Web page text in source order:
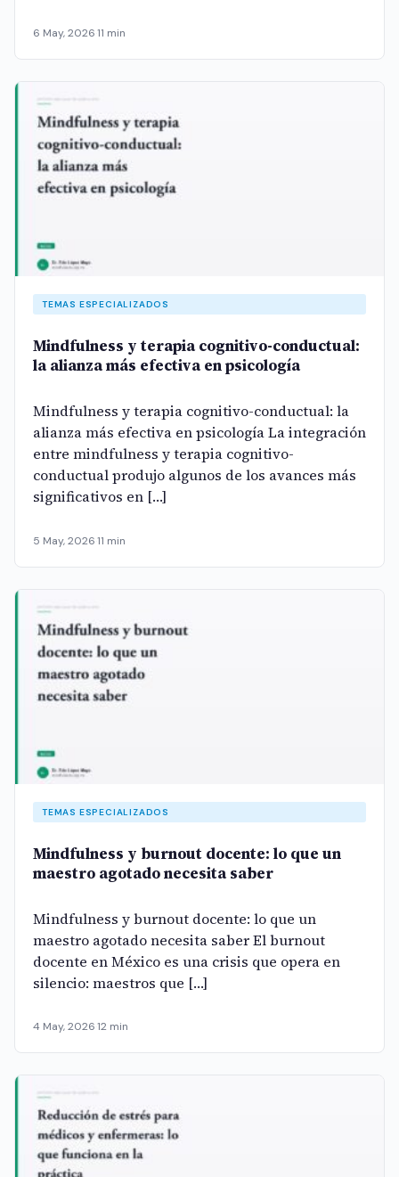
6 May, 202611 min
TEMAS ESPECIALIZADOS
Mindfulness y terapia cognitivo-conductual:
la alianza más efectiva en psicología
Mindfulness y terapia cognitivo-conductual: la
alianza más efectiva en psicología La integración
entre mindfulness y terapia cognitivo-
conductual produjo algunos de los avances más
significativos en […]
5 May, 202611 min
TEMAS ESPECIALIZADOS
Mindfulness y burnout docente: lo que un
maestro agotado necesita saber
Mindfulness y burnout docente: lo que un
maestro agotado necesita saber El burnout
docente en México es una crisis que opera en
silencio: maestros que […]
4 May, 202612 min